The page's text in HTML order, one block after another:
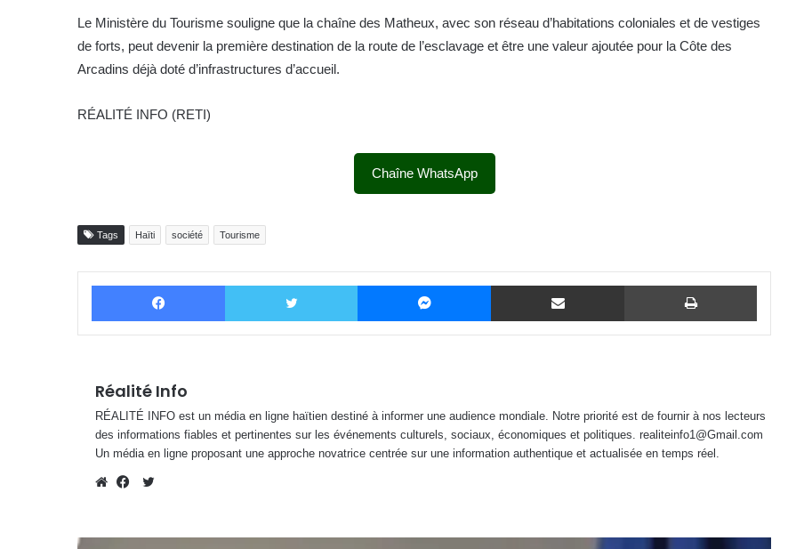
Le Ministère du Tourisme souligne que la chaîne des Matheux, avec son réseau d’habitations coloniales et de vestiges
de forts, peut devenir la première destination de la route de l’esclavage et être une valeur ajoutée pour la Côte des
Arcadins déjà doté d’infrastructures d’accueil.
RÉALITÉ INFO (RETI)
Chaîne WhatsApp
Tags Haïti société Tourisme
Facebook Twitter Messenger Partager par email Imprimer
Réalité Info
RÉALITÉ INFO est un média en ligne haïtien destiné à informer une audience mondiale. Notre priorité est de fournir à nos lecteurs
des informations fiables et pertinentes sur les événements culturels, sociaux, économiques et politiques. realiteinfo1@Gmail.com
Un média en ligne proposant une approche novatrice centrée sur une information authentique et actualisée en temps réel.